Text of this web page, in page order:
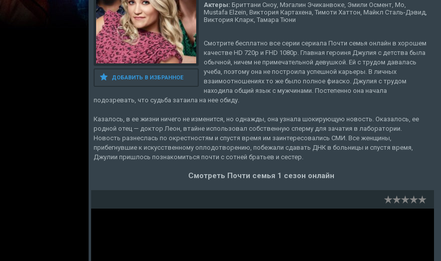
ДОБАВИТЬ В ИЗБРАННОЕ
Актеры: Бриттани Сноу, Мэгалин Эчиканвоке, Эмили Осмент, Мо,
Mustafa Elzein, Виктория Картахена, Тимоти Хаттон, Майкл Сталь-Дэвид,
Виктория Кларк, Тамара Тюни
Смотрите бесплатно все серии сериала Почти семья онлайн в хорошем
качестве HD 720p и FHD 1080p. Главная героиня Джулия с детства была
обычной, ничем не примечательной девушкой. Ей с трудом давалась
учеба, поэтому она не построила успешной карьеры. В личных
взаимоотношениях то же было полное фиаско. Джулия с трудом
находила общий язык с мужчинами. Постепенно она начала
подозревать, что судьба затаила на нее обиду.
Казалось, в ее жизни ничего не изменится, но однажды, она узнала шокирующую новость. Оказалось, ее
родной отец — доктор Леон, втайне использовал собственную сперму для зачатия в лаборатории.
Новость разнеслась по окрестностям и спустя время им заинтересовались СМИ. Все женщины,
прибегнувшие к искусственному оплодотворению, побежали сдавать ДНК в больницы и спустя время,
Джулии пришлось познакомиться почти с сотней братьев и сестер.
Смотреть Почти семья 1 сезон онлайн